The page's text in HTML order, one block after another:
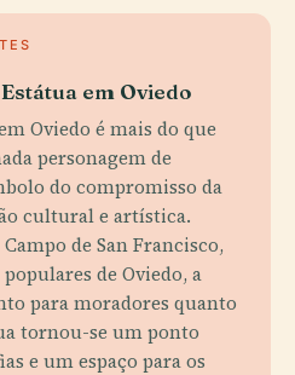
em Oviedo
Oviedo é mais do que
personagem de
do compromisso da
cultural e artística.
de San Francisco,
de Oviedo, a
para moradores quanto
tornou-se um ponto
e um espaço para os